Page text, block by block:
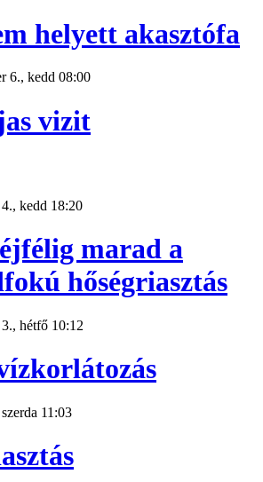
helyett akasztófa
6., kedd 08:00
vizit
kedd 18:20
marad a
hőségriasztás
hétfő 10:12
11:03